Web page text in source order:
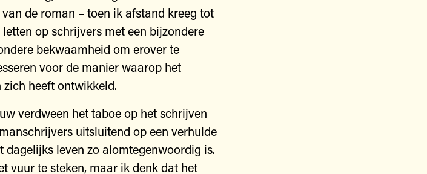
de roman – toen ik afstand kreeg tot
op schrijvers met een bijzondere
bekwaamheid om erover te
voor de manier waarop het
heeft ontwikkeld.
verdween het taboe op het schrijven
uitsluitend op een verhulde
leven zo alomtegenwoordig is.
vuur te steken, maar ik denk dat het